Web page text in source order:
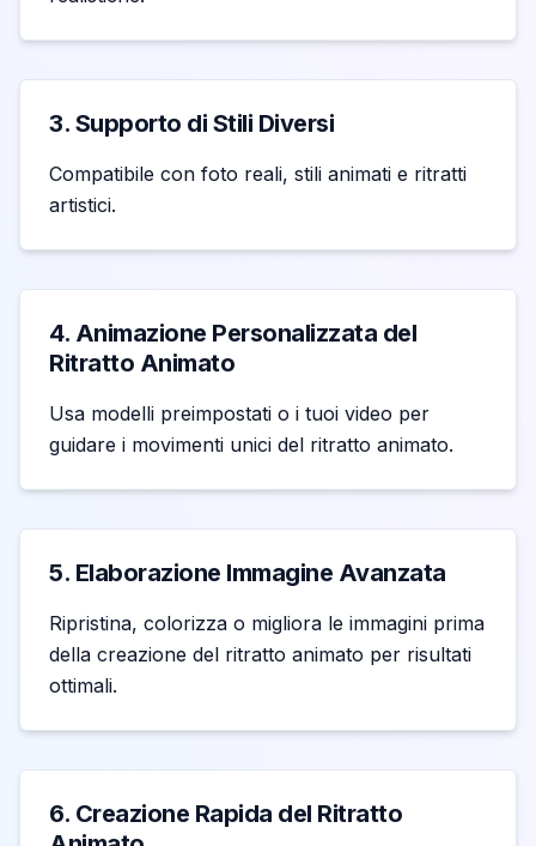
3. Supporto di Stili Diversi
Compatibile con foto reali, stili animati e ritratti
artistici.
4. Animazione Personalizzata del
Ritratto Animato
Usa modelli preimpostati o i tuoi video per
guidare i movimenti unici del ritratto animato.
5. Elaborazione Immagine Avanzata
Ripristina, colorizza o migliora le immagini prima
della creazione del ritratto animato per risultati
ottimali.
6. Creazione Rapida del Ritratto